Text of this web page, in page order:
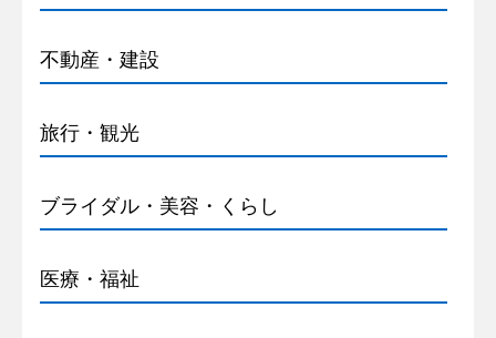
不動産・建設
旅行・観光
ブライダル・美容・くらし
医療・福祉